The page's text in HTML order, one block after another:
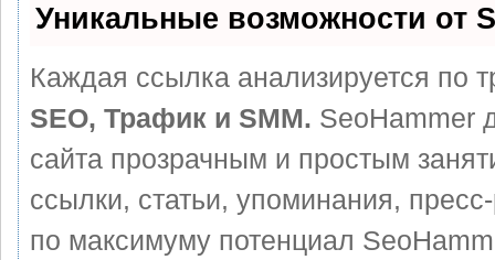
Уникальные возможности от
Каждая ссылка анализируется по
SEO, Трафик и SMM. SeoHammer
сайта прозрачным и простым
ссылки, статьи, упоминания,
по максимуму потенциал